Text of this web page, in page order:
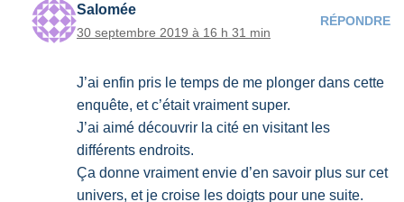
Salomée
30 septembre 2019 à 16 h 31 min
RÉPONDRE
J’ai enfin pris le temps de me plonger dans cette
enquête, et c’était vraiment super.
J’ai aimé découvrir la cité en visitant les
différents endroits.
Ça donne vraiment envie d’en savoir plus sur cet
univers, et je croise les doigts pour une suite.